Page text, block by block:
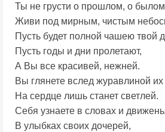
Ты не грусти о прошлом, о
Живи под мирным, чистым
Пусть будет полной чашею твой
Пусть годы и дни пролетают,
А Вы все красивей, нежней.
Вы глянете вслед журавлиной их
На сердце лишь станет светлей.
Себя узнаете в словах и
В улыбках своих дочерей,